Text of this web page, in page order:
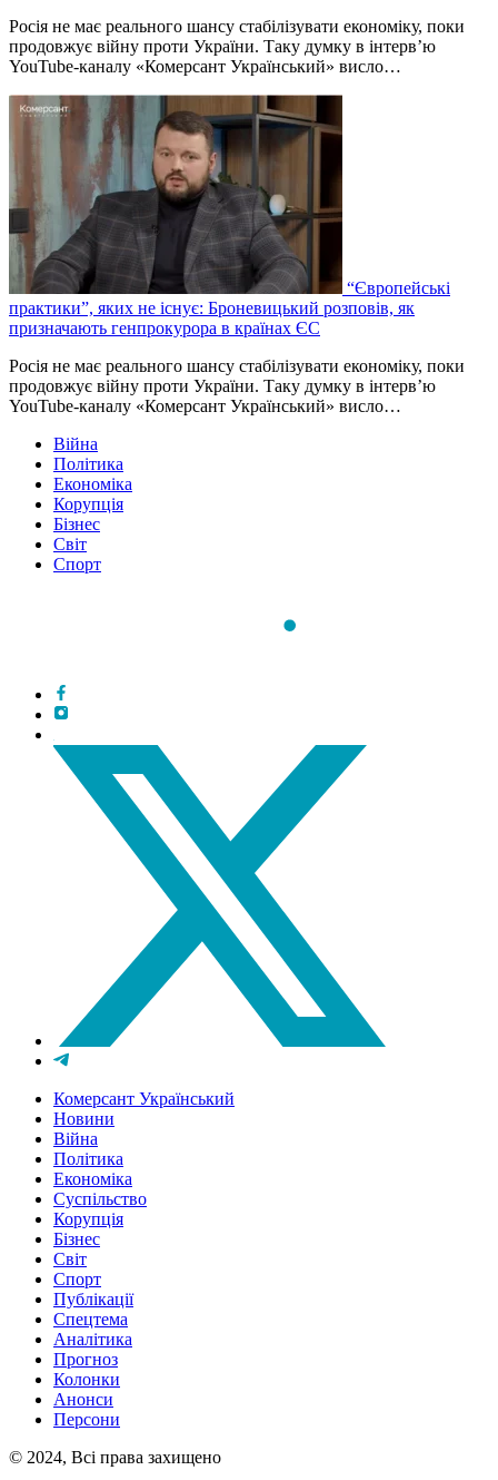
Росія не має реального шансу стабілізувати економіку, поки
продовжує війну проти України. Таку думку в інтерв’ю
YouTube-каналу «Комерсант Український» висло…
“Європейські
практики”, яких не існує: Броневицький розповів, як
призначають генпрокурора в країнах ЄС
Росія не має реального шансу стабілізувати економіку, поки
продовжує війну проти України. Таку думку в інтерв’ю
YouTube-каналу «Комерсант Український» висло…
Війна
Політика
Економіка
Корупція
Бізнес
Світ
Спорт
Комерсант Український
Новини
Війна
Політика
Економіка
Суспільство
Корупція
Бізнес
Світ
Спорт
Публікації
Спецтема
Аналітика
Прогноз
Колонки
Анонси
Персони
© 2024, Всі права захищено